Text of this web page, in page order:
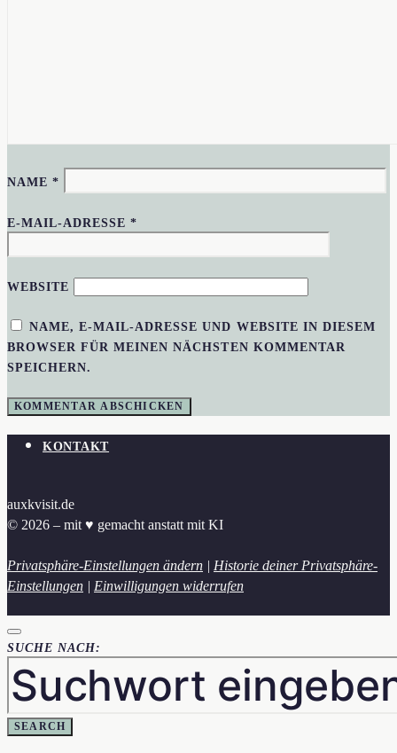
NAME*
E-MAIL-ADRESSE*
WEBSITE
NAME, E-MAIL-ADRESSE UND WEBSITE IN DIESEM
BROWSER FÜR MEINEN NÄCHSTEN KOMMENTAR
SPEICHERN.
KONTAKT
auxkvisit.de
© 2026 – mit ♥︎ gemacht anstatt mit KI
Privatsphäre-Einstellungen ändern | Historie deiner Privatsphäre-
Einstellungen | Einwilligungen widerrufen
SUCHE NACH:
SEARCH